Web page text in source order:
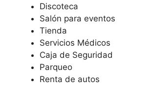
Discoteca
Salón para eventos
Tienda
Servicios Médicos
Caja de Seguridad
Parqueo
Renta de autos